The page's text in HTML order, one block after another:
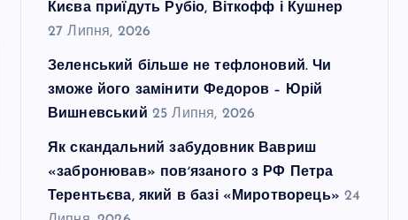
Києва приїдуть Рубіо, Віткофф і Кушнер
27 Липня, 2026
Зеленський більше не тефлоновий. Чи
зможе його замінити Федоров – Юрій
Вишневський 25 Липня, 2026
Як скандальний забудовник Вавриш
«забронював» повʼязаного з РФ Петра
Терентьєва, який в базі «Миротворець» 24